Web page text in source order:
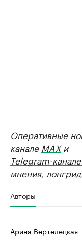
Оперативные
канале MAXи
Telegram-
мнения,
Авторы
Арина Вертелецкая